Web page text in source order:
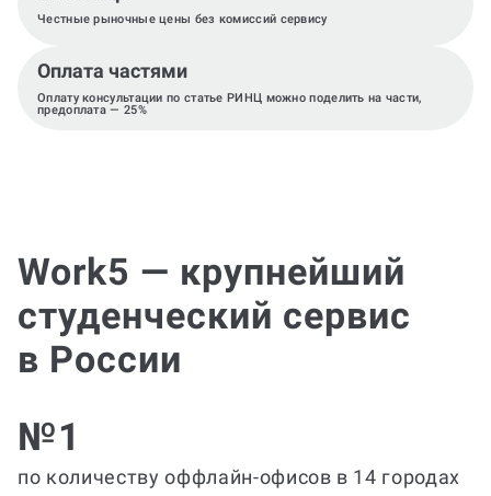
Честные рыночные цены без комиссий сервису
Оплата частями
Оплату консультации по статье РИНЦ можно поделить на части,
предоплата — 25%
Work5 — крупнейший
студенческий сервис
в России
№1
по количеству оффлайн-офисов в 14 городах